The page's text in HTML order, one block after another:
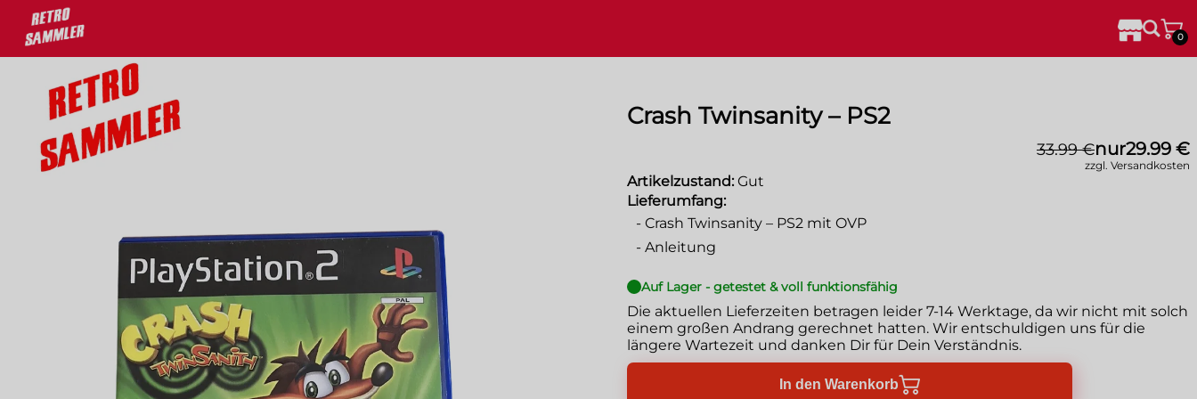
30% auf deine Lieblingsprodukte! 0
Crash Twinsanity – PS2
33.99 €nur29.99 €
zzgl. Versandkosten
Artikelzustand: Gut
Lieferumfang:
- Crash Twinsanity – PS2 mit OVP
- Anleitung
Auf Lager - getestet & voll funktionsfähig
Die aktuellen Lieferzeiten betragen leider 7-14 Werktage, da wir nicht mit solch
einem großen Andrang gerechnet hatten. Wir entschuldigen uns für die
längere Wartezeit und danken Dir für Dein Verständnis.
In den Warenkorb